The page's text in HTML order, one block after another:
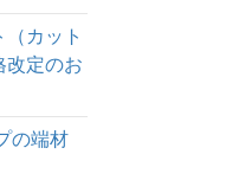
カット
改定のお
の端材